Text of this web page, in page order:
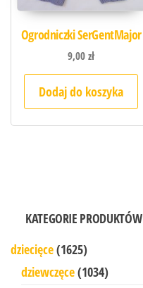
Ogrodniczki SerGentMajor
9,00zł
Dodaj do koszyka
KATEGORIE PRODUKTÓW
dziecięce(1625)
dziewczęce(1034)